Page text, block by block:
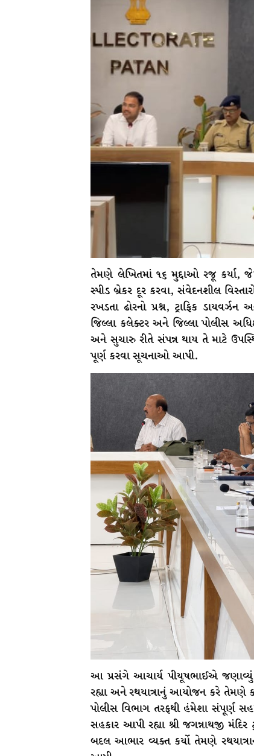
તેમણે લેખિતમાં ૧૬ મુદ્દાઓ રજૂ કર્યા,
સ્પીડ બ્રેકર દૂર કરવા, સંવેદનશીલ
રખડતા ઢોરનો પ્રશ્ન, ટ્રાફિક
જિલ્લા કલેક્ટર અને જિલ્લા પોલીસ
અને સુચારુ રીતે સંપન્ન થાય તે માટે
પૂર્ણ કરવા સૂચનાઓ આપી.
આ પ્રસંગે આચાર્ય પીયૂષભાઈએ જણાવ્યું
રહ્યા અને રથયાત્રાનું આયોજન કરે તેમણે
પોલીસ વિભાગ તરફથી હંમેશા સંપૂર્ણ
સહકાર આપી રહ્યા શ્રી જગન્નાથજી
બદલ આભાર વ્યક્ત કર્યો તેમણે